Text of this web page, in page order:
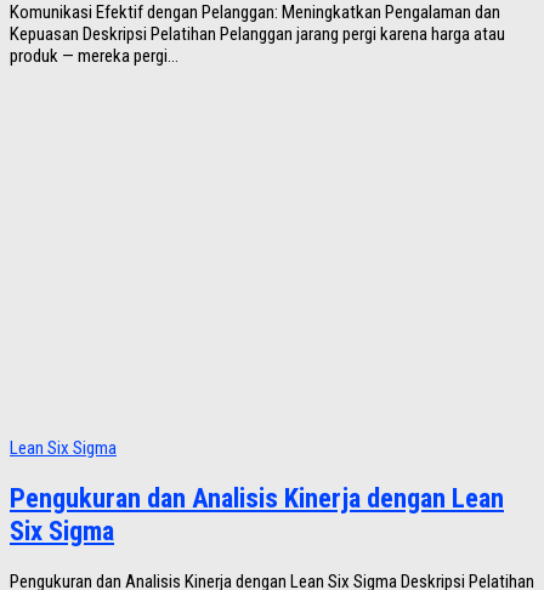
Komunikasi Efektif dengan Pelanggan: Meningkatkan Pengalaman dan
Kepuasan Deskripsi Pelatihan Pelanggan jarang pergi karena harga atau
produk — mereka pergi...
Lean Six Sigma
Pengukuran dan Analisis Kinerja dengan Lean
Six Sigma
Pengukuran dan Analisis Kinerja dengan Lean Six Sigma Deskripsi Pelatihan